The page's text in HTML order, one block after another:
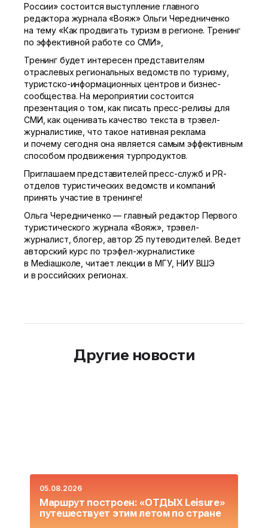
России» состоится выступление главного
редактора журнала «Вояж» Ольги Чередниченко
на тему «Как продвигать туризм в регионе. Тренинг
по эффективной работе со СМИ»,
Тренинг будет интересен представителям
отраслевых региональных ведомств по туризму,
туристско-информационных центров и бизнес-
сообщества. На мероприятии состоится
презентация о том, как писать пресс-релизы для
СМИ, как оценивать качество текста в трэвел-
журналистике, что такое нативная реклама
и почему сегодня она является самым эффективным
способом продвижения турпродуктов.
Приглашаем представителей пресс-служб и PR-
отделов туристических ведомств и компаний
принять участие в тренинге!
Ольга Чередниченко — главный редактор Первого
туристического журнала «Вояж», трэвел-
журналист, блогер, автор 25 путеводителей. Ведет
авторский курс по трэфел-журналистике
в Mediaшколе, читает лекции в МГУ, НИУ ВШЭ
и в российских регионах.
Другие новости
05.08.2026
Маршрут построен: «ОТДЫХ Leisure»
путешествует этим летом по стране